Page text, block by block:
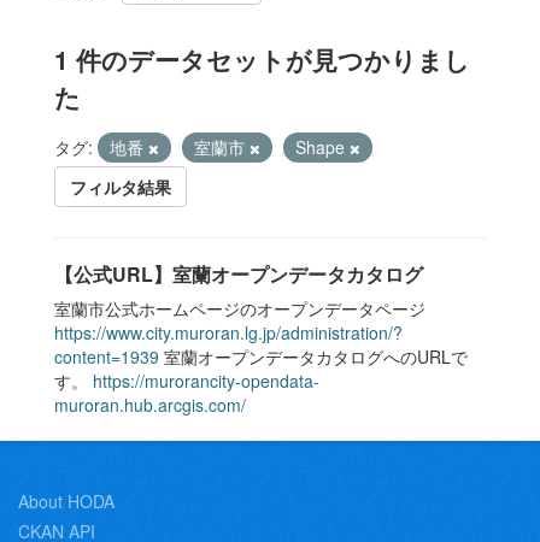
1 件のデータセットが見つかりまし
た
タグ: 地番 室蘭市
Shape
フィルタ結果
【公式URL】室蘭オープンデータカタログ
室蘭市公式ホームページのオープンデータページ
https://www.city.muroran.lg.jp/administration/?
content=1939 室蘭オープンデータカタログへのURLで
す。 https://murorancity-opendata-
muroran.hub.arcgis.com/
About HODA
CKAN API